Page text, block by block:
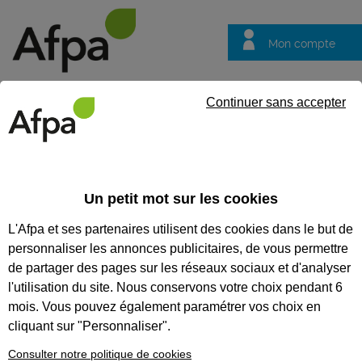
Mon compte
questions
Fil info 11/06/2026
Afpa de Strasbourg :
lancement d'une
formation de
plombier-
Un petit mot sur les cookies
L'Afpa et ses partenaires utilisent des cookies dans le but de
personnaliser les annonces publicitaires, de vous permettre
de partager des pages sur les réseaux sociaux et d'analyser
l'utilisation du site. Nous conservons votre choix pendant 6
mois. Vous pouvez également paramétrer vos choix en
cliquant sur "Personnaliser".
Consulter notre politique de cookies
Continuer sans accepter